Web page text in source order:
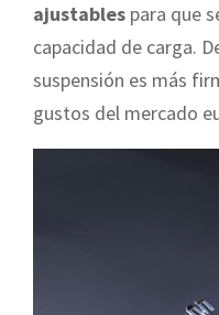
ajustables para que
capacidad de carga.
suspensión es más
gustos del mercado